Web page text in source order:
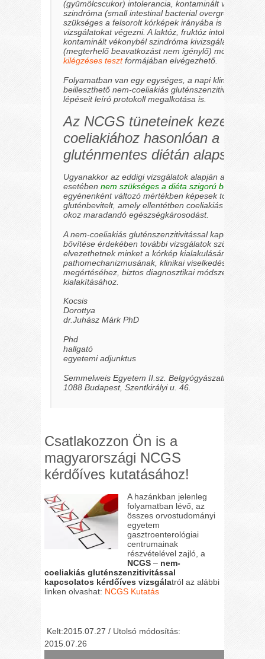
(gyümölcscukor) intolerancia, kontaminált vékonybél
szindróma(small intestinal bacterial overgrowth,
szükséges a felsorolt kórképek irányába is kizáró
vizsgálatokat végezni. A laktóz, fruktóz intolerancia és
kontaminált vékonybél szindróma kivizsgálása, non-
(megterhelő beavatkozást nem igénylő) módon ún.
kilégzéses tesztformájában elvégezhető.
Folyamatban van egy egységes, a napi klinikai
beilleszthető nem-coeliakiás gluténszenzitivitás
lépéseit leíró protokoll megalkotása is.
Az NCGS tüneteinek kezelése a
coeliakiához hasonlóan a
gluténmentes diétán alapszik.
Ugyanakkor az eddigi vizsgálatok alapján az NCGS
esetébennem szükséges a diéta szigorú betartása
egyénenként változó mértékben képesek tolerálni a
gluténbevitelt, amely ellentétben coeliakiás
okoz maradandó egészségkárosodást.
A nem-coeliakiás gluténszenzitivitással kapcsolatos
bővítése érdekében további vizsgálatok
elvezethetnek minket a kórkép kialakulásának,
pathomechanizmusának, klinikai viselkedésének jobb
megértéséhez, biztos diagnosztikai módszerek
kialakításához.
Kocsis
dr.Juhász Márk PhD
Phd
egyetemi adjunktus
Semmelweis Egyetem II.sz. Belgyógyászati Klinika
1088 Budapest, Szentkirályi u. 46.
Csatlakozzon Ön is a
magyarországi NCGS
kérdőíves kutatásához!
A hazánkban jelenleg
folyamatban lévő, az
összes orvostudományi
egyetem
gasztroenterológiai
centrumainak
részvételével zajló, a
NCGS – nem-
coeliakiás gluténszenzitivitással
kapcsolatos kérdőíves vizsgálatról az alábbi
linken olvashat: NCGS Kutatás
Kelt:2015.07.27 / Utolsó módosítás:
2015.07.26